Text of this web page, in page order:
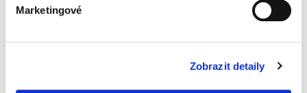
Marketingové
Zobrazit detaily
Související produkty